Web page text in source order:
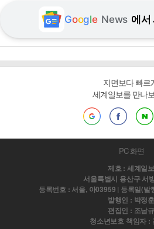
Google News 에서
지면보다 빠르
세계일보를 만나
PC 화면
제호 : 세계일보
서울특별시 용산구 서
등록번호 : 서울, 아03959 | 등록일(발
발행인 : 박정훈
편집인 : 조남규
청소년보호 책임자 :